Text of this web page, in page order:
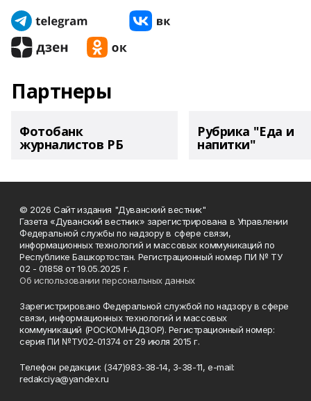
Партнеры
Фотобанк
журналистов РБ
Рубрика "Еда и
напитки"
© 2026 Сайт издания "Дуванский вестник"
Газета «Дуванский вестник» зарегистрирована в Управлении
Федеральной службы по надзору в сфере связи,
информационных технологий и массовых коммуникаций по
Республике Башкортостан. Регистрационный номер ПИ № ТУ
02 - 01858 от 19.05.2025 г.
Об использовании персональных данных
Зарегистрировано Федеральной службой по надзору в сфере
связи, информационных технологий и массовых
коммуникаций (РОСКОМНАДЗОР). Регистрационный номер:
серия ПИ №ТУ02-01374 от 29 июля 2015 г.
Телефон редакции: (347)983-38-14, 3-38-11, e-mail:
redakciya@yandex.ru